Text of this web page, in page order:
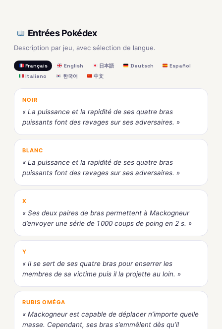
Entrées Pokédex
Description par jeu, avec sélection de langue.
Français English 日本語 Deutsch
Español
Italiano
한국어 中文
NOIR
« La puissance et la rapidité de ses quatre bras
puissants font des ravages sur ses adversaires. »
BLANC
« La puissance et la rapidité de ses quatre bras
puissants font des ravages sur ses adversaires. »
X
« Ses deux paires de bras permettent à Mackogneur
d’envoyer une série de 1 000 coups de poing en 2 s. »
Y
« Il se sert de ses quatre bras pour enserrer les
membres de sa victime puis il la projette au loin. »
RUBIS OMÉGA
« Mackogneur est capable de déplacer n’importe quelle
masse. Cependant, ses bras s’emmêlent dès qu’il